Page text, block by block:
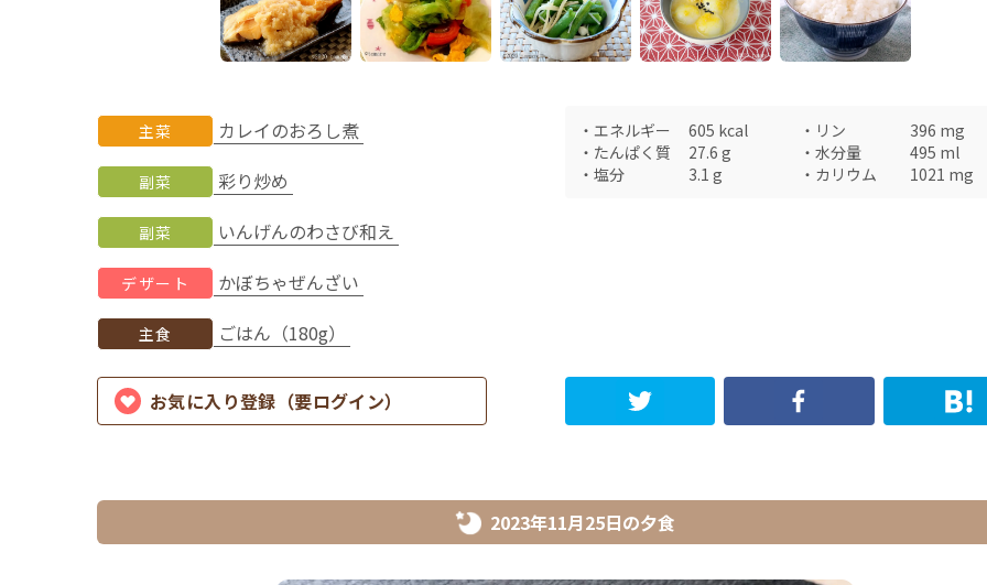
主菜 カレイのおろし煮
副菜 彩り炒め
副菜 いんげんのわさび和え
デザート かぼちゃぜんざい
主食 ごはん（180g）
・ エネルギー 605 kcal ・ リン 396 mg
・ たんぱく質 27.6 g ・ 水分量 495 ml
・ 塩分 3.1 g ・ カリウム 1021 mg
お気に入り登録（要ログイン）
2023年11月25日の夕食